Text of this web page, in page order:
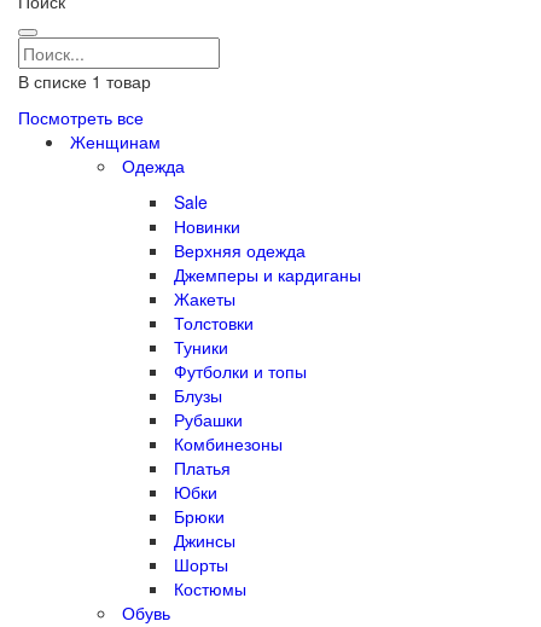
В списке 1 товар
Посмотреть все
Женщинам
Одежда
Sale
Новинки
Верхняя одежда
Джемперы и кардиганы
Жакеты
Толстовки
Туники
Футболки и топы
Блузы
Рубашки
Комбинезоны
Платья
Юбки
Брюки
Джинсы
Шорты
Костюмы
Обувь